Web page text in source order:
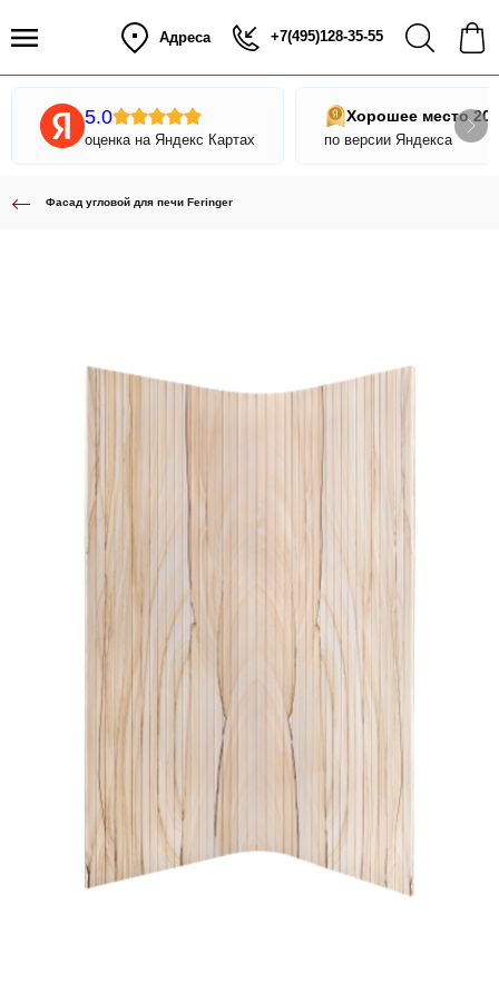
Адреса +7(495)128-35-55
5.0
оценка на Яндекс Картах
Хорошее место
по версии Яндекса
Фасад угловой для печи Feringer